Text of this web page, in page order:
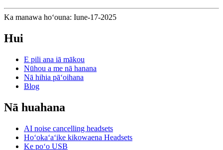
Ka manawa hoʻouna: Iune-17-2025
Hui
E pili ana iā mākou
Nūhou a me nā hanana
Nā hihia pāʻoihana
Blog
Nā huahana
AI noise cancelling headsets
Hoʻokaʻaʻike kikowaena Headsets
Ke poʻo USB